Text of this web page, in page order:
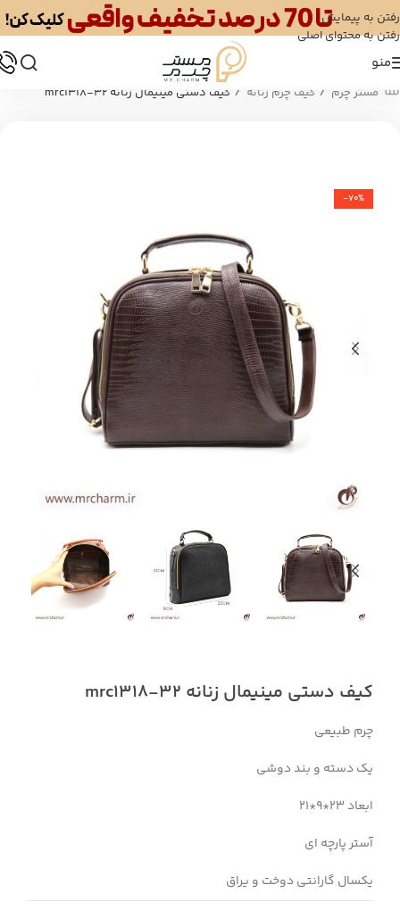
رفتن به پیمایش
رفتن به محتوای اصلی
منو
مستر چرم / کیف چرم زنانه / کیف دستی مینیمال زنانه mrc1318-32
-70%
کیف دستی مینیمال زنانه mrc1318-32
چرم طبیعی
یک دسته و بند دوشی
ابعاد 23*9*21
آستر پارچه ای
یکسال گارانتی دوخت و یراق